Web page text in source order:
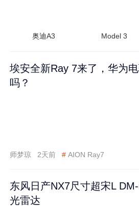
奥迪A3 Model 3
埃安全新Ray 7来了，华为
吗？
师梦琼 2天前 # AION Ray7
东风日产NX7尺寸超宋L
光雷达